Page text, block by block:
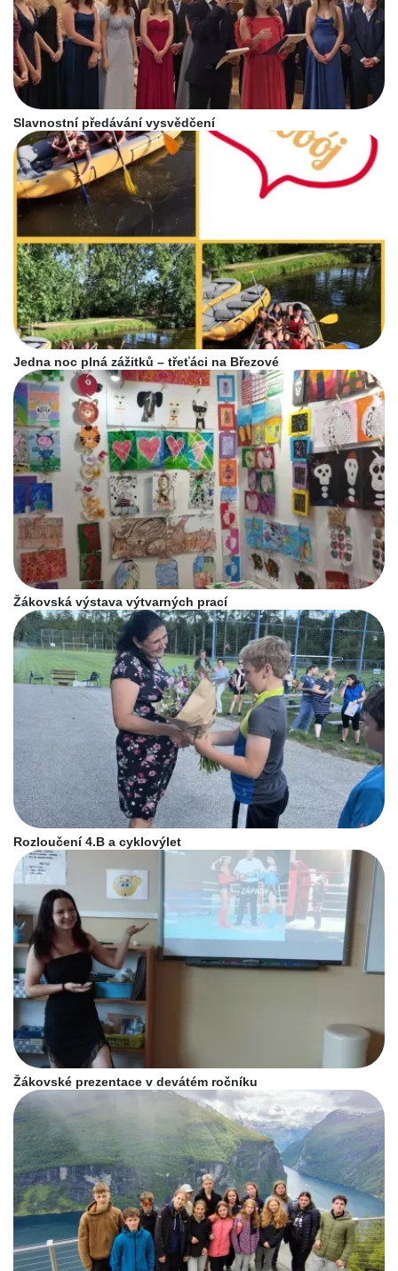
Slavnostní předávání vysvědčení
Jedna noc plná zážitků – třeťáci na Březové
Žákovská výstava výtvarných prací
Rozloučení 4.B a cyklovýlet
Žákovské prezentace v devátém ročníku